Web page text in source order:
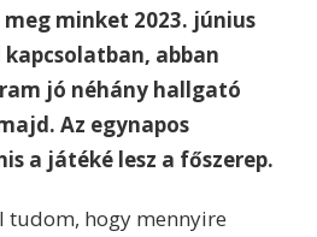
minket 2023. június
abban
jó néhány hallgató
Az egynapos
a játéké lesz a főszerep.
hogy mennyire